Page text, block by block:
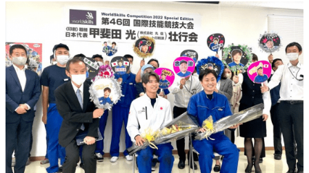
特集記事カテゴリー一覧
特集・デジタル印刷 アイデアで勝負！ ～多様なビジネス・多彩な商材～
JAPAN PACK 2023 特集
中古印刷機・製本機特集
2022 見える化・MIS特集
2022 検査・校正特集
特集・デジタル印刷 ～ 新成長軌道を描く
案内
発刊案内
JFPI印刷用語集 印刷機材年鑑
運営